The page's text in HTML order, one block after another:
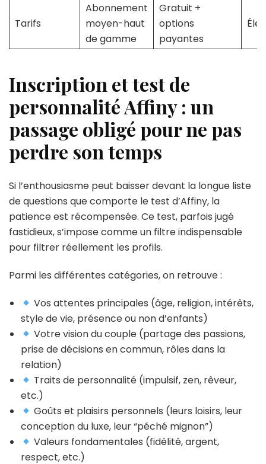
Tarifs
Abonnement
moyen-haut
de gamme
Gratuit +
options
payantes
Inscription et test de
personnalité Affiny : un
passage obligé pour ne pas
perdre son temps
Si l’enthousiasme peut baisser devant la longue liste
de questions que comporte le test d’Affiny, la
patience est récompensée. Ce test, parfois jugé
fastidieux, s’impose comme un filtre indispensable
pour filtrer réellement les profils.
Parmi les différentes catégories, on retrouve :
Vos attentes principales (âge, religion, intérêts,
style de vie, présence ou non d’enfants)
Votre vision du couple (partage des passions,
prise de décisions en commun, rôles dans la
relation)
Traits de personnalité (impulsif, zen, rêveur,
etc.)
Goûts et plaisirs personnels (leurs loisirs, leur
conception du luxe, leur “péché mignon”)
Valeurs fondamentales (fidélité, argent,
respect, etc.)